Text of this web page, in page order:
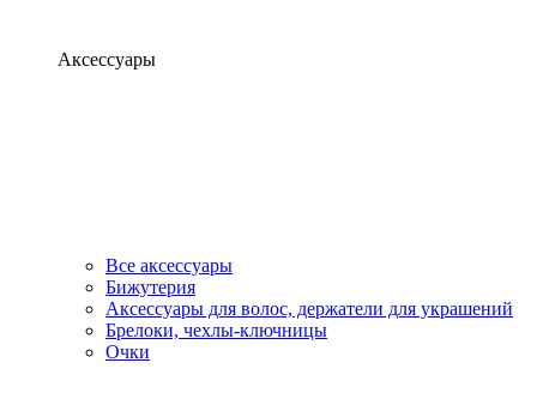
Аксессуары
Все аксессуары
Бижутерия
Аксессуары для волос, держатели для украшений
Брелоки, чехлы-ключницы
Очки